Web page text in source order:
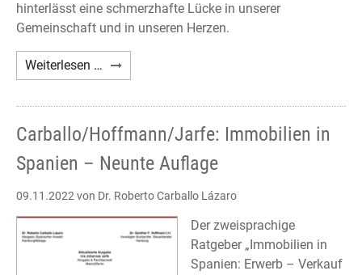
hinterlässt eine schmerzhafte Lücke in unserer
Gemeinschaft und in unseren Herzen.
Weiterlesen … Nachruf
Giovanna
D'Urso
Carballo/Hoffmann/Jarfe: Immobilien in
Spanien – Neunte Auflage
09.11.2022 von Dr. Roberto Carballo Lázaro
Der zweisprachige
Ratgeber „Immobilien in
Spanien: Erwerb – Verkauf